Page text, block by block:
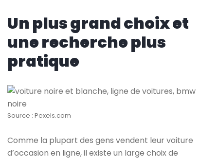
Un plus grand choix et
une recherche plus
pratique
Source : Pexels.com
Comme la plupart des gens vendent leur voiture
d’occasion en ligne, il existe un large choix de